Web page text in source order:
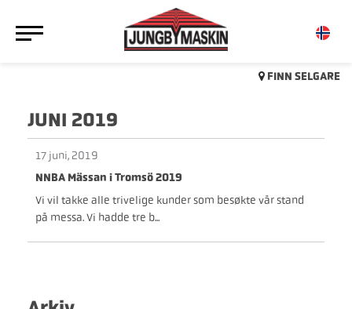
FINN SELGARE
JUNI 2019
17 juni, 2019
NNBA Mässan i Tromsö 2019
Vi vil takke alle trivelige kunder som besøkte vår stand
på messa. Vi hadde tre b...